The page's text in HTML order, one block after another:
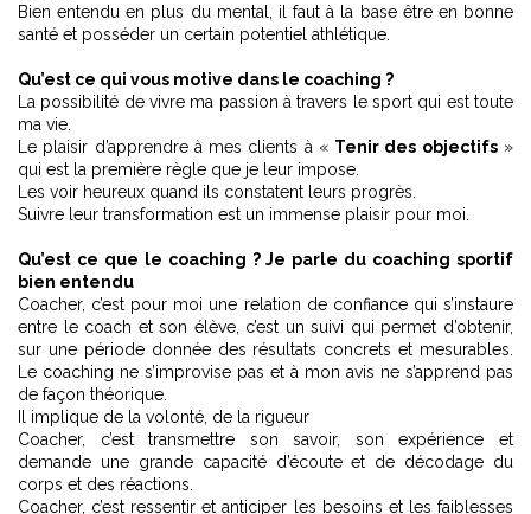
Bien entendu en plus du mental, il faut à la base être en bonne
santé et posséder un certain potentiel athlétique.
Qu’est ce qui vous motive dans le coaching ?
La possibilité de vivre ma passion à travers le sport qui est toute
ma vie.
Le plaisir d’apprendre à mes clients à « Tenir des objectifs»
qui est la première règle que je leur impose.
Les voir heureux quand ils constatent leurs progrès.
Suivre leur transformation est un immense plaisir pour moi.
Qu’est ce que le coaching ? Je parle du coaching sportif
bien entendu
Coacher, c’est pour moi une relation de confiance qui s’instaure
entre le coach et son élève, c’est un suivi qui permet d’obtenir,
sur une période donnée des résultats concrets et mesurables.
Le coaching ne s’improvise pas et à mon avis ne s’apprend pas
de façon théorique.
Il implique de la volonté, de la rigueur
Coacher, c’est transmettre son savoir, son expérience et
demande une grande capacité d’écoute et de décodage du
corps et des réactions.
Coacher, c’est ressentir et anticiper les besoins et les faiblesses